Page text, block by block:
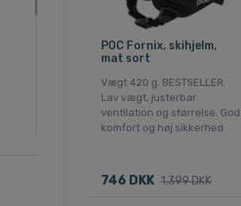
POC Fornix, skihjelm,
mat sort
Vægt 420 g. BESTSELLER.
Lav vægt, justerbar
ventilation og størrelse. God
komfort og høj sikkerhed
746 DKK 1.399 DKK